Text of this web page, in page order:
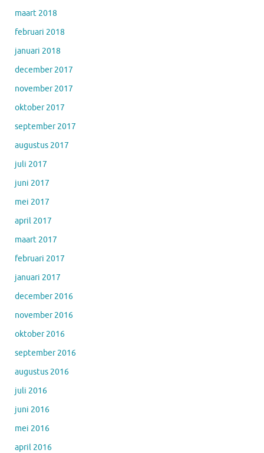
maart 2018
februari 2018
januari 2018
december 2017
november 2017
oktober 2017
september 2017
augustus 2017
juli 2017
juni 2017
mei 2017
april 2017
maart 2017
februari 2017
januari 2017
december 2016
november 2016
oktober 2016
september 2016
augustus 2016
juli 2016
juni 2016
mei 2016
april 2016